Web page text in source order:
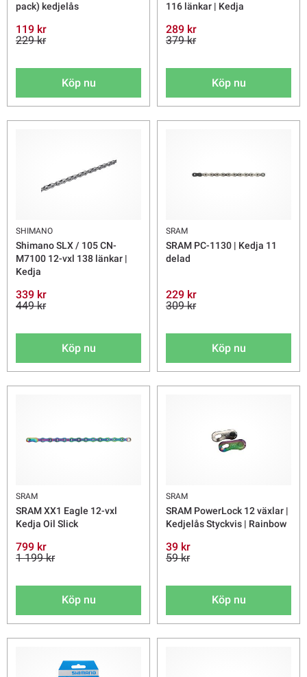
pack) kedjelås
119 kr
229 kr
Köp nu
116 länkar | Kedja
289 kr
379 kr
Köp nu
SHIMANO
Shimano SLX / 105 CN-
M7100 12-vxl 138 länkar |
Kedja
339 kr
449 kr
Köp nu
SRAM
SRAM PC-1130 | Kedja 11
delad
229 kr
309 kr
Köp nu
SRAM
SRAM XX1 Eagle 12-vxl
Kedja Oil Slick
799 kr
1 199 kr
Köp nu
SRAM
SRAM PowerLock 12 växlar |
Kedjelås Styckvis | Rainbow
39 kr
59 kr
Köp nu